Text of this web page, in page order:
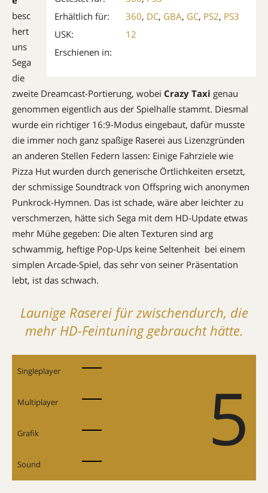
Erhältlich für:
360, DC, GBA, GC, PS2, PS3
USK:
12
Erschienen in:
besc
hert
uns
Sega
die
zweite Dreamcast-Portierung, wobei Crazy Taxi genau
genommen eigentlich aus der Spielhalle stammt. Diesmal
wurde ein richtiger 16:9-Modus eingebaut, dafür musste
die immer noch ganz spaßige Raserei aus Lizenzgründen
an anderen Stellen Federn lassen: Einige Fahrziele wie
Pizza Hut wurden durch generische Örtlichkeiten ersetzt,
der schmissige Soundtrack von Offspring wich anonymen
Punkrock-Hymnen. Das ist schade, wäre aber leichter zu
verschmerzen, hätte sich Sega mit dem HD-Update etwas
mehr Mühe gegeben: Die alten Texturen sind arg
schwammig, heftige Pop-Ups keine Seltenheit  bei einem
simplen Arcade-Spiel, das sehr von seiner Präsentation
lebt, ist das schwach.
Launige Raserei für zwischendurch, die
mehr HD-Feintuning gebraucht hätte.
Singleplayer 5
Multiplayer
Grafik
Sound